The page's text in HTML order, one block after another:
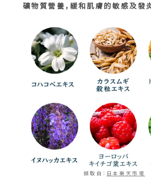
礦物質營養，緩和肌膚的敏感及發
擷取自： 日本樂天市場